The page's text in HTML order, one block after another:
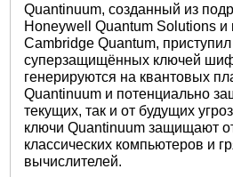
Quantinuum, созданный из
Honeywell Quantum Solutions и
Cambridge Quantum,
суперзащищённых ключей
генерируются на квантовых
Quantinuum и потенциально
текущих, так и от будущих
ключи Quantinuum защищают
классических компьютеров и
вычислителей.